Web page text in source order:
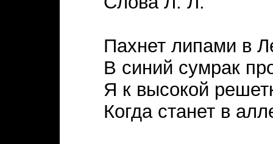
Пахнет липами в
В синий сумрак
Я к высокой
Когда станет в